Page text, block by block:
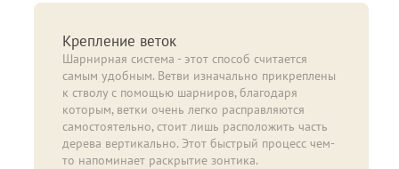
Крепление веток
Шарнирная система - этот способ считается
самым удобным. Ветви изначально прикреплены
к стволу с помощью шарниров, благодаря
которым, ветки очень легко расправляются
самостоятельно, стоит лишь расположить часть
дерева вертикально. Этот быстрый процесс чем-
то напоминает раскрытие зонтика.